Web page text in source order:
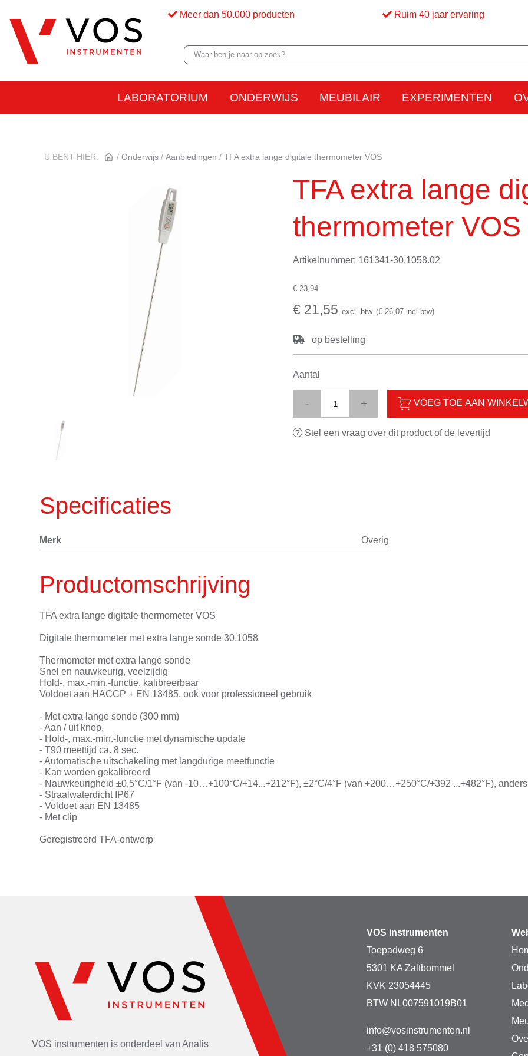
Meer dan 50.000 producten Ruim 40 jaar ervaring
LABORATORIUM ONDERWIJS MEUBILAIR EXPERIMENTEN
U BENT HIER: Onderwijs Aanbiedingen TFA extra lange digitale thermometer VOS
TFA extra lange
thermometer VOS
Artikelnummer: 161341-30.1058.02
€ 23,94
€ 21,55 excl. btw (€ 26,07 incl btw)
op bestelling
Aantal
- + VOEG TOE AAN
Stel een vraag over dit product of de levertijd
Specificaties
Merk Overig
Productomschrijving
TFA extra lange digitale thermometer VOS
Digitale thermometer met extra lange sonde 30.1058
Thermometer met extra lange sonde
Snel en nauwkeurig, veelzijdig
Hold-, max.-min.-functie, kalibreerbaar
Voldoet aan HACCP + EN 13485, ook voor professioneel gebruik
- Met extra lange sonde (300 mm)
- Aan / uit knop,
- Hold-, max.-min.-functie met dynamische update
- T90 meettijd ca. 8 sec.
- Automatische uitschakeling met langdurige meetfunctie
- Kan worden gekalibreerd
- Nauwkeurigheid ±0,5°C/1°F (van -10…+100°C/+14...+212°F), ±2°C/4°F (van +200…+250°C/+392 ...+482°F), anders
- Straalwaterdicht IP67
- Voldoet aan EN 13485
- Met clip
Geregistreerd TFA-ontwerp
VOS instrumenten is onderdeel van Analis
VOS instrumenten
Toepadweg 6
5301 KA Zaltbommel
KVK 23054445
BTW NL007591019B01
info@vosinstrumenten.nl
+31 (0) 418 575080